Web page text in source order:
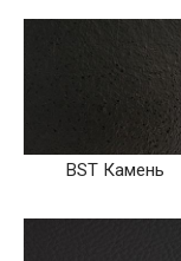
BST Камень